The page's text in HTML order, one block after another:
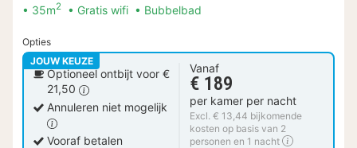
35m2 Gratis wifi Bubbelbad
Opties
JOUW KEUZE
Optioneel ontbijt voor €
21,50
Annuleren niet mogelijk
Vooraf betalen
Vanaf
€ 189
per kamer per nacht
Excl. € 13,44 bijkomende
kosten op basis van 2
personen en 1 nacht